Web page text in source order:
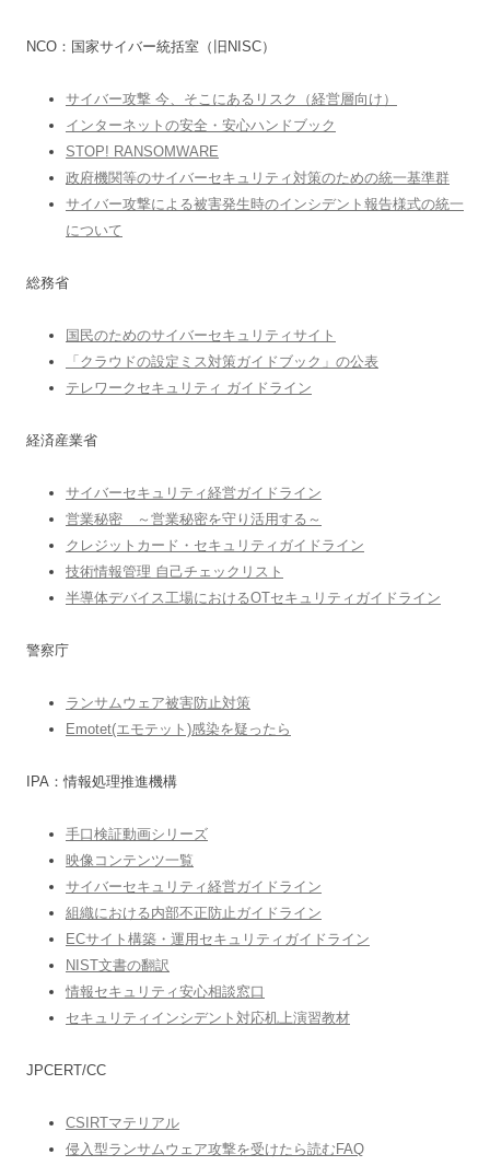
NCO：国家サイバー統括室（旧NISC）
サイバー攻撃 今、そこにあるリスク（経営層向け）
インターネットの安全・安心ハンドブック
STOP! RANSOMWARE
政府機関等のサイバーセキュリティ対策のための統一基準群
サイバー攻撃による被害発生時のインシデント報告様式の統一
について
総務省
国民のためのサイバーセキュリティサイト
「クラウドの設定ミス対策ガイドブック」の公表
テレワークセキュリティ ガイドライン
経済産業省
サイバーセキュリティ経営ガイドライン
営業秘密 ～営業秘密を守り活用する～
クレジットカード・セキュリティガイドライン
技術情報管理 自己チェックリスト
半導体デバイス工場におけるOTセキュリティガイドライン
警察庁
ランサムウェア被害防止対策
Emotet(エモテット)感染を疑ったら
IPA：情報処理推進機構
手口検証動画シリーズ
映像コンテンツ一覧
サイバーセキュリティ経営ガイドライン
組織における内部不正防止ガイドライン
ECサイト構築・運用セキュリティガイドライン
NIST文書の翻訳
情報セキュリティ安心相談窓口
セキュリティインシデント対応机上演習教材
JPCERT/CC
CSIRTマテリアル
侵入型ランサムウェア攻撃を受けたら読むFAQ